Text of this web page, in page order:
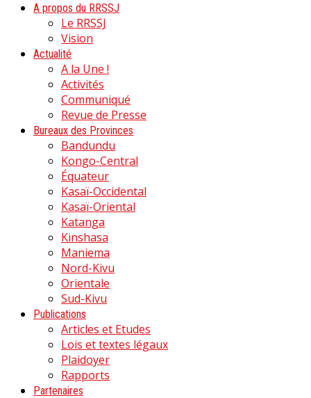
A propos du RRSSJ
Le RRSSJ
Vision
Actualité
A la Une !
Activités
Communiqué
Revue de Presse
Bureaux des Provinces
Bandundu
Kongo-Central
Équateur
Kasaï-Occidental
Kasaï-Oriental
Katanga
Kinshasa
Maniema
Nord-Kivu
Orientale
Sud-Kivu
Publications
Articles et Etudes
Lois et textes légaux
Plaidoyer
Rapports
Partenaires